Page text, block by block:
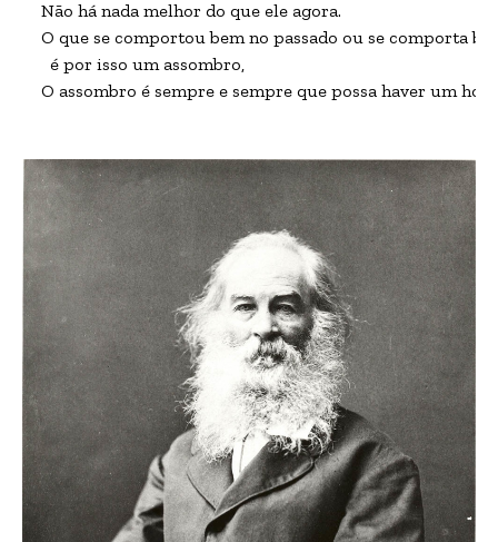
Não há nada melhor do que ele agora.
O que se comportou bem no passado ou se comporta
é por isso um assombro,
O assombro é sempre e sempre que possa haver um